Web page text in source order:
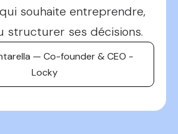
souhaite entreprendre,
structurer ses décisions.
— Co-founder & CEO -
Locky